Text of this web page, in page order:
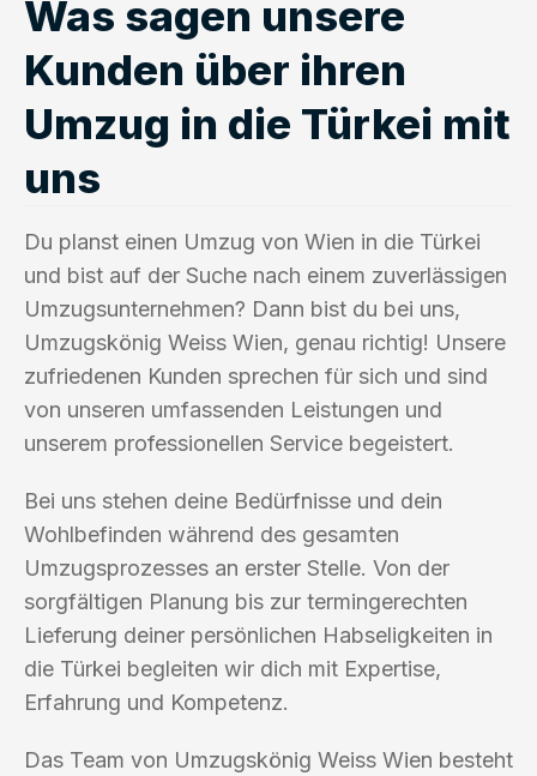
Was sagen unsere
Kunden über ihren
Umzug in die Türkei mit
uns
Du planst einen Umzug von Wien in die Türkei
und bist auf der Suche nach einem zuverlässigen
Umzugsunternehmen? Dann bist du bei uns,
Umzugskönig Weiss Wien, genau richtig! Unsere
zufriedenen Kunden sprechen für sich und sind
von unseren umfassenden Leistungen und
unserem professionellen Service begeistert.
Bei uns stehen deine Bedürfnisse und dein
Wohlbefinden während des gesamten
Umzugsprozesses an erster Stelle. Von der
sorgfältigen Planung bis zur termingerechten
Lieferung deiner persönlichen Habseligkeiten in
die Türkei begleiten wir dich mit Expertise,
Erfahrung und Kompetenz.
Das Team von Umzugskönig Weiss Wien besteht